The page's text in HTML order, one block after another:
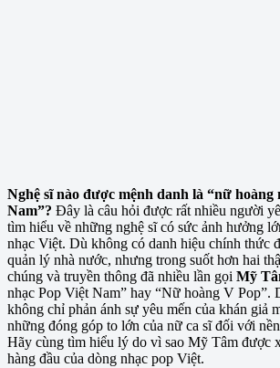
Nghệ sĩ nào được mệnh danh là “nữ hoàng
Nam”? Đây là câu hỏi được rất nhiều người
tìm hiểu về những nghệ sĩ có sức ảnh hưởng
nhạc Việt. Dù không có danh hiệu chính thức
quản lý nhà nước, nhưng trong suốt hơn hai
chúng và truyền thông đã nhiều lần gọi Mỹ
nhạc Pop Việt Nam” hay “Nữ hoàng V Pop”.
không chỉ phản ánh sự yêu mến của khán giả
những đóng góp to lớn của nữ ca sĩ đối với
Hãy cùng tìm hiểu lý do vì sao Mỹ Tâm được
hàng đầu của dòng nhạc pop Việt.